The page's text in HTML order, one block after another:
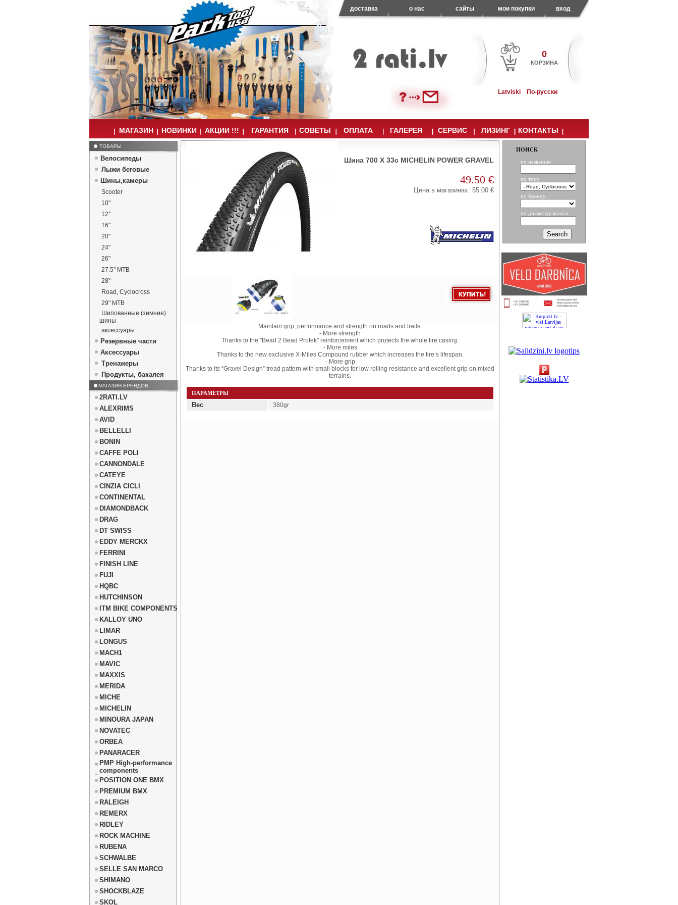
доставка о нас сайты мои покупки вход
0
КОРЗИНА
Latviski По-русски
МАГАЗИН НОВИНКИ АКЦИИ !!! ГАРАНТИЯ СОВЕТЫ ОПЛАТА ГАЛЕРЕЯ СЕРВИС ЛИЗИНГ КОНТАКТЫ
ТОВАРЫ
Велосипеды
Лыжи беговые
Шины,камеры
Scooter
10"
12"
16"
20"
24"
26"
27.5" MTB
28"
Road, Cyclocross
29" MTB
Шипованные (зимние)
шины
аксессуары
Резервные части
Аксессуары
Тренажеры
Продукты, бакалея
МАГАЗИН БРЕНДОВ
2RATI.LV
ALEXRIMS
AVID
BELLELLI
BONIN
CAFFE POLI
CANNONDALE
CATEYE
CINZIA CICLI
CONTINENTAL
DIAMONDBACK
DRAG
DT SWISS
EDDY MERCKX
FERRINI
FINISH LINE
FUJI
HQBC
HUTCHINSON
ITM BIKE COMPONENTS
KALLOY UNO
LIMAR
LONGUS
MACH1
MAVIC
MAXXIS
MERIDA
MICHE
MICHELIN
MINOURA JAPAN
NOVATEC
ORBEA
PANARACER
PMP High-performance
components
POSITION ONE BMX
PREMIUM BMX
RALEIGH
REMERX
RIDLEY
ROCK MACHINE
RUBENA
SCHWALBE
SELLE SAN MARCO
SHIMANO
SHOCKBLAZE
SKOL
Шина 700 X 33c MICHELIN POWER GRAVEL
49.50 €
Цена в магазинах: 55.00 €
Maintain grip, performance and strength on roads and trails.
- More strength
Thanks to the "Bead 2 Bead Protek" reinforcement which protects the whole tire casing.
- More miles
Thanks to the new exclusive X-Miles Compound rubber which increases the tire’s lifespan.
- More grip
Thanks to its “Gravel Design” tread pattern with small blocks for low rolling resistance and excellent grip on mixed
terrains.
ПАРАМЕТРЫ
Вес 380gr
ПОИСК
по названию
по типу
по бренду
по диаметру колеса